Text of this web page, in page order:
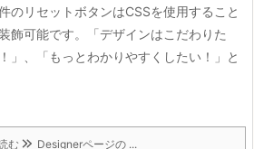
のリセットボタンはCSSを使用すること
飾可能です。
「デザインはこだわりた
」、「もっとわかりやすくしたい！」と
む Designerページの ...